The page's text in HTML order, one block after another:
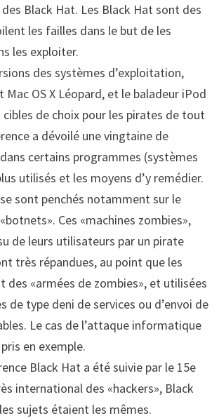
Black Hat. Les Black Hat sont des
les failles dans le but de les
les exploiter.
des systèmes d’exploitation,
Mac OS X Léopard, et le baladeur iPod
cibles de choix pour les pirates de tout
a dévoilé une vingtaine de
certains programmes (systèmes
utilisés et les moyens d’y remédier.
sont penchés notamment sur le
Ces «machines zombies»,
de leurs utilisateurs par un pirate
très répandues, au point que les
des «armées de zombies», et utilisées
de type deni de services ou d’envoi de
Le cas de l’attaque informatique
en exemple.
Black Hat a été suivie par le 15e
international des «hackers», Black
sujets étaient les mêmes.